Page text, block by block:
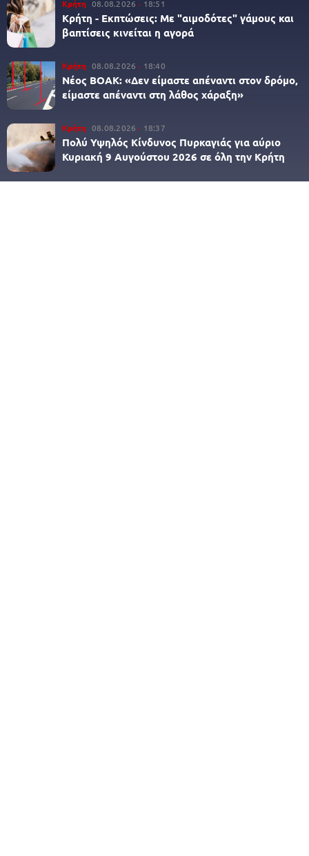
Κρήτη 08.08.2026 18:51
Κρήτη - Εκπτώσεις: Με "αιμοδότες" γάμους και
βαπτίσεις κινείται η αγορά
Κρήτη 08.08.2026 18:40
Νέος ΒΟΑΚ: «Δεν είμαστε απέναντι στον δρόμο,
είμαστε απέναντι στη λάθος χάραξη»
Κρήτη 08.08.2026 18:37
Πολύ Υψηλός Κίνδυνος Πυρκαγιάς για αύριο
Κυριακή 9 Αυγούστου 2026 σε όλη την Κρήτη